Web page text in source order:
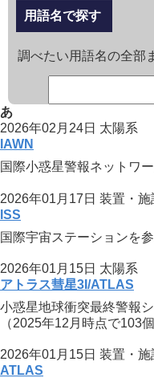
用語名で探す
調べたい用語名の全部
あ
2026年02月24日 太陽系
IAWN
国際小惑星警報ネットワ
2026年01月17日 装置・施
ISS
国際宇宙ステーションを
2026年01月15日 太陽系
アトラス彗星3I/ATLAS
小惑星地球衝突最終警報
（2025年12月時点で103
2026年01月15日 装置・施
ATLAS